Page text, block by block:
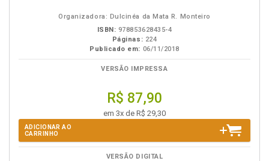
Organizadora: Dulcinéa da Mata R. Monteiro
ISBN: 978853628435-4
Páginas: 224
Publicado em: 06/11/2018
VERSÃO IMPRESSA
R$ 87,90
em 3x de R$ 29,30
ADICIONAR AO
CARRINHO
VERSÃO DIGITAL